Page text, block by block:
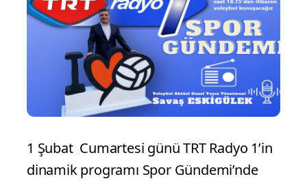
1 Şubat Cumartesi günü TRT Radyo 1’in
dinamik programı Spor Gündemi’nde